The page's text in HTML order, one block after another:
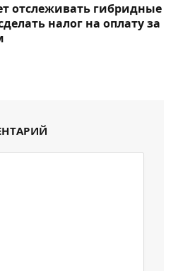
отслеживать гибридные
налог на оплату за